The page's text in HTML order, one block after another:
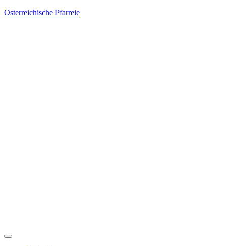
Osterreichische Pfarreie